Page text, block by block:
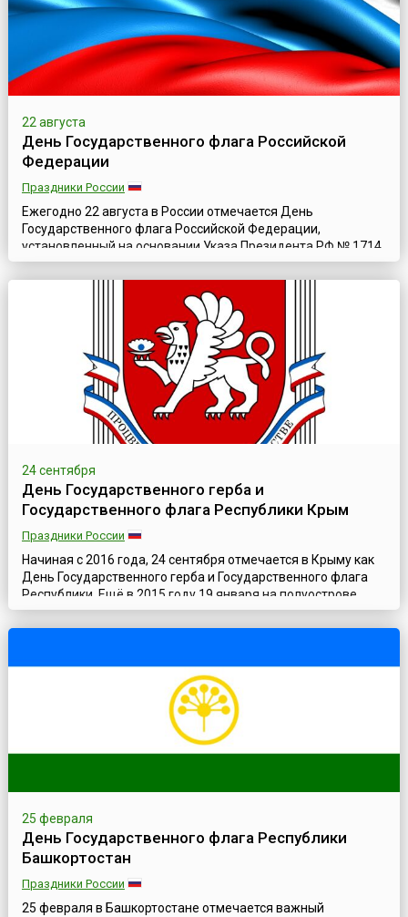
22 августа
День Государственного флага Российской
Федерации
Праздники России
Ежегодно 22 августа в России отмечается День
Государственного флага Российской Федерации,
установленный на основании Указа Президента РФ № 1714
от 20 августа 1994 года «в связи с восстановлением 22
августа 1991 года исторического российского
трехцветного государственного флага, овеянного славой
многих поколений россиян, и в целях воспитания у
нынешнего и будущих поколений граждан России
уважительн...
24 сентября
День Государственного герба и
Государственного флага Республики Крым
Праздники России
Начиная с 2016 года, 24 сентября отмечается в Крыму как
День Государственного герба и Государственного флага
Республики. Ещё в 2015 году 19 января на полуострове
отмечался праздник День Государственного флага
Республики Крым. Но решением республиканских властей,
«День Государственного герба и Государственного флага
Республики Крым», сама ...
25 февраля
День Государственного флага Республики
Башкортостан
Праздники России
25 февраля в Башкортостане отмечается важный